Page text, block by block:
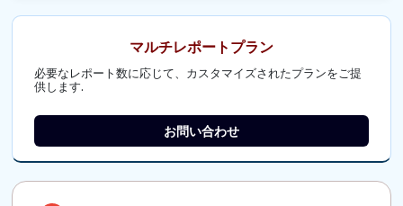
マルチレポートプラン
必要なレポート数に応じて、カスタマイズされたプランをご提
供します.
お問い合わせ